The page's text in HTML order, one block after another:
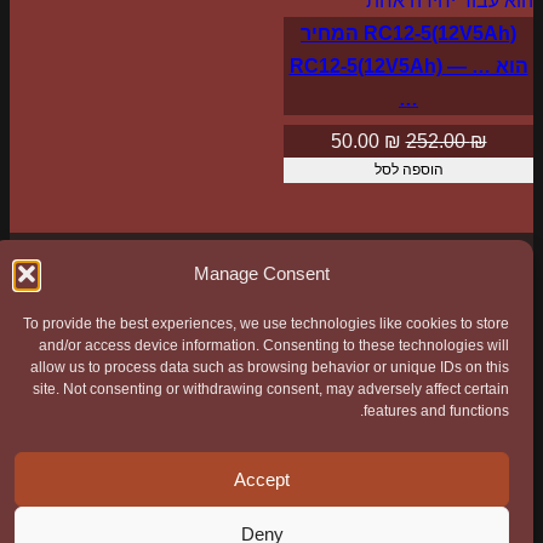
Manage Consent
To provide the best experiences, we use technologies like cookies to store
and/or access device information. Consenting to these technologies will
allow us to process data such as browsing behavior or unique IDs on this
site. Not consenting or withdrawing consent, may adversely affect certain
features and functions.
Accept
Deny
RC12-5(12V5Ah) המחיר
הוא … — RC12-5(12V5Ah)
…
252.00₪
המחיר
המקורי
252.00 ₪.
50.00 ₪
50.00 ₪.
הוספה לסל
כל הפרטים המתבקשים באתר נשלחים ישירות לחברה ואין
בהם אף שימוש מחוצה לה. ה"Cookies" באתר משומשים
אך ורק לשימושיות האתר ולא להעברת פרטים על
לאתר.